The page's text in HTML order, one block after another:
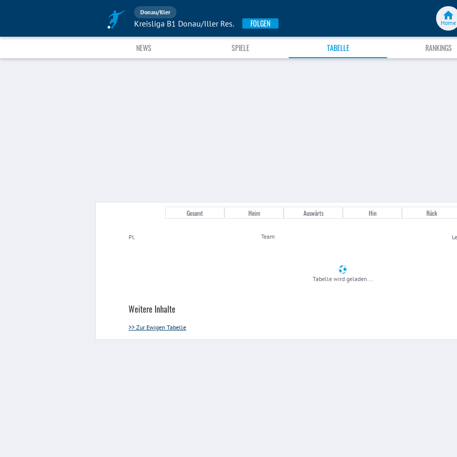
Donau/Iller
Kreisliga B1 Donau/Iller Res. FOLGEN Home
NEWS SPIELE TABELLE RANKINGS
Gesamt Heim Auswärts Hin Rück
Pl. Team
Tabelle wird geladen...
Weitere Inhalte
>> Zur Ewigen Tabelle